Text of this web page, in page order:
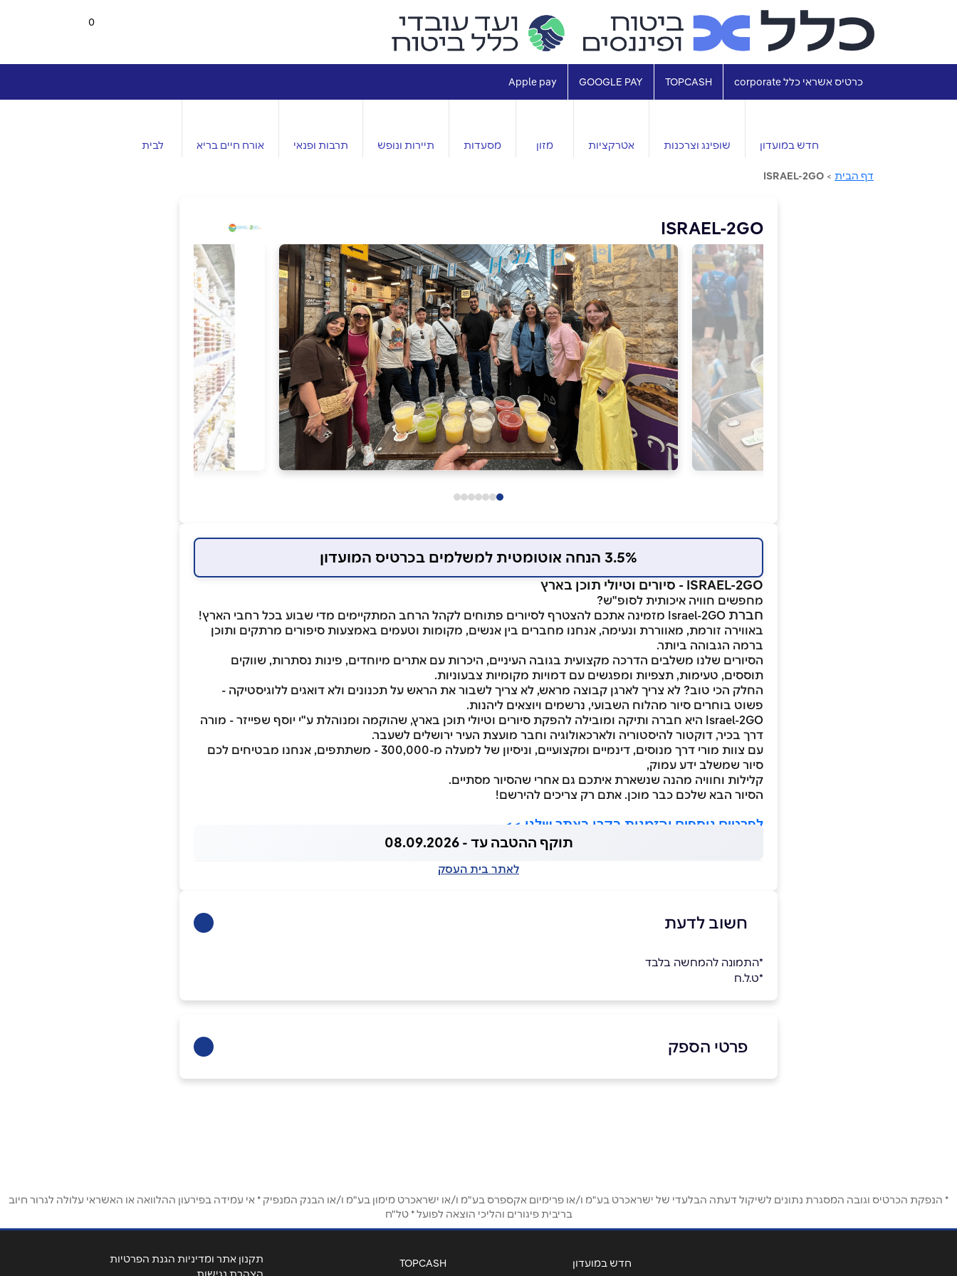
0
כרטיס אשראי כלל corporate TOPCASH
GOOGLE PAY
Apple pay
חדש במועדון שופינג וצרכנות אטרקציות מזון מסעדות תיירות ונופש תרבות ופנאי אורח חיים בריא לבית
דף הבית >
ISRAEL-2GO
ISRAEL-2GO
3.5% הנחה אוטומטית למשלמים בכרטיס המועדון
ISRAEL-2GO - סיורים וטיולי תוכן בארץ
מחפשים חוויה איכותית לסופ"ש?
חברת Israel-2GO מזמינה אתכם להצטרף לסיורים פתוחים לקהל הרחב המתקיימים מדי שבוע בכל רחבי הארץ!
באווירה זורמת, מאווררת ונעימה, אנחנו מחברים בין אנשים, מקומות וטעמים באמצעות סיפורים מרתקים ותוכן
ברמה הגבוהה ביותר.
הסיורים שלנו משלבים הדרכה מקצועית בגובה העיניים, היכרות עם אתרים מיוחדים, פינות נסתרות, שווקים
תוססים, טעימות, תצפיות ומפגשים עם דמויות מקומיות צבעוניות.
החלק הכי טוב? לא צריך לארגן קבוצה מראש, לא צריך לשבור את הראש על תכנונים ולא דואגים ללוגיסטיקה -
פשוט בוחרים סיור מהלוח השבועי, נרשמים ויוצאים ליהנות.
Israel-2GO היא חברה ותיקה ומובילה להפקת סיורים וטיולי תוכן בארץ, שהוקמה ומנוהלת ע"י יוסף שפייזר - מורה
דרך בכיר, דוקטור להיסטוריה ולארכאולוגיה וחבר מועצת העיר ירושלים לשעבר.
עם צוות מורי דרך מנוסים, דינמיים ומקצועיים, וניסיון של למעלה מ-300,000 - משתתפים, אנחנו מבטיחים לכם
סיור שמשלב ידע עמוק,
קלילות וחוויה מהנה שנשארת איתכם גם אחרי שהסיור מסתיים.
הסיור הבא שלכם כבר מוכן. אתם רק צריכים להירשם!
לפרטים נוספים והזמנות בקרו באתר שלנו >>
תוקף ההטבה עד - 08.09.2026
לאתר בית העסק
חשוב לדעת
*התמונה להמחשה בלבד
*ט.ל.ח
פרטי הספק
שם מלא
* הנפקת הכרטיס וגובה המסגרת נתונים לשיקול דעתה הבלעדי של ישראכרט בע"מ ו/או פרימיום אקספרס בע"מ ו/או ישראכרט מימון בע"מ ו/או הבנק המנפיק * אי עמידה בפירעון ההלוואה או האשראי עלולה לגרור חיוב
בריבית פיגורים והליכי הוצאה לפועל * טל"ח
חדש במועדון
TOPCASH
תקנון אתר ומדיניות הגנת הפרטיות